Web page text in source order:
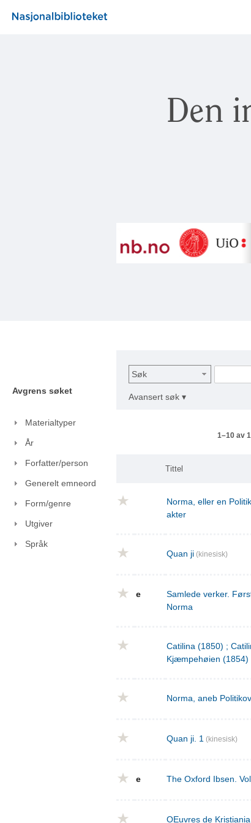
Den
Avgrens søket
Materialtyper
År
Forfatter/person
Generelt emneord
Form/genre
Utgiver
Språk
Søk
Avansert søk ▾
1–10 av
Tittel
Norma, eller en
akter
Quan ji (kinesisk)
e
Samlede verker.
Norma
Catilina (1850) ;
Kjæmpehøien (1854)
Norma, aneb
Quan ji. 1 (kinesisk)
e The Oxford Ibsen.
OEuvres de